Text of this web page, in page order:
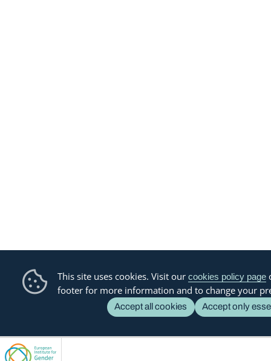
This site uses cookies. Visit our cookies policy page
footer for more information and to change your
Accept all cookies Accept only